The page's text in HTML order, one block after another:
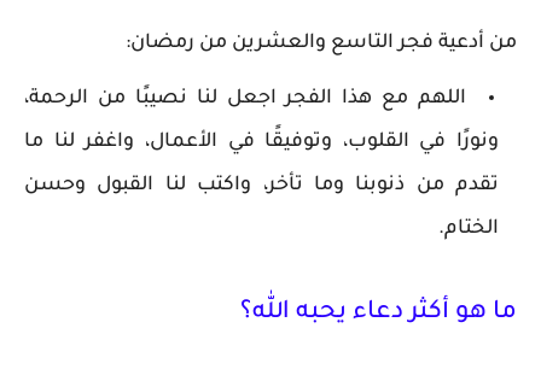
من أدعية فجر التاسع والعشرين من رمضان:
اللهم مع هذا الفجر اجعل لنا نصيبًا من الرحمة،
ونورًا في القلوب، وتوفيقًا في الأعمال، واغفر لنا ما
تقدم من ذنوبنا وما تأخر، واكتب لنا القبول وحسن
الختام.
ما هو أكثر دعاء يحبه الله؟